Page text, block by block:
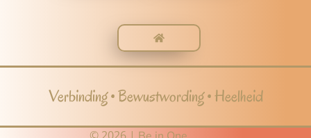
Verbinding • Bewustwording • Heelheid